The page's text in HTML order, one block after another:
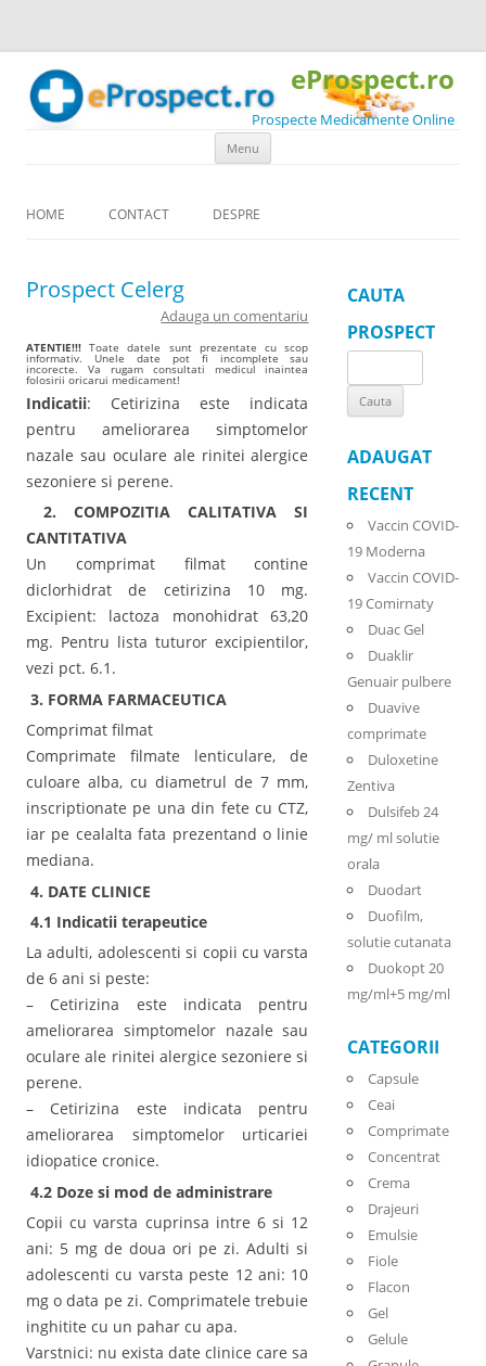
eProspect.ro
Prospecte Medicamente Online
Menu
HOME CONTACT DESPRE
Prospect Celerg
Adauga un comentariu
ATENTIE!!! Toate datele sunt prezentate cu scop
informativ. Unele date pot fi incomplete sau
incorecte. Va rugam consultati medicul inaintea
folosirii oricarui medicament!
Indicatii: Cetirizina este indicata
pentru ameliorarea simptomelor
nazale sau oculare ale rinitei alergice
sezoniere si perene.
2. COMPOZITIA CALITATIVA SI
CANTITATIVA
Un comprimat filmat contine
diclorhidrat de cetirizina 10 mg.
Excipient: lactoza monohidrat 63,20
mg. Pentru lista tuturor excipientilor,
vezi pct. 6.1.
3. FORMA FARMACEUTICA
Comprimat filmat
Comprimate filmate lenticulare, de
culoare alba, cu diametrul de 7 mm,
inscriptionate pe una din fete cu CTZ,
iar pe cealalta fata prezentand o linie
mediana.
4. DATE CLINICE
4.1 Indicatii terapeutice
La adulti, adolescenti si copii cu varsta
de 6 ani si peste:
– Cetirizina este indicata pentru
ameliorarea simptomelor nazale sau
oculare ale rinitei alergice sezoniere si
perene.
– Cetirizina este indicata pentru
ameliorarea simptomelor urticariei
idiopatice cronice.
4.2 Doze si mod de administrare
Copii cu varsta cuprinsa intre 6 si 12
ani: 5 mg de doua ori pe zi. Adulti si
adolescenti cu varsta peste 12 ani: 10
mg o data pe zi. Comprimatele trebuie
inghitite cu un pahar cu apa.
Varstnici: nu exista date clinice care sa
CAUTA
PROSPECT
for:
ADAUGAT
RECENT
Vaccin COVID-
19 Moderna
Vaccin COVID-
19 Comirnaty
Duac Gel
Duaklir
Genuair pulbere
Duavive
comprimate
Duloxetine
Zentiva
Dulsifeb 24
mg/ ml solutie
orala
Duodart
Duofilm,
solutie cutanata
Duokopt 20
mg/ml+5 mg/ml
CATEGORII
Capsule
Ceai
Comprimate
Concentrat
Crema
Drajeuri
Emulsie
Fiole
Flacon
Gel
Gelule